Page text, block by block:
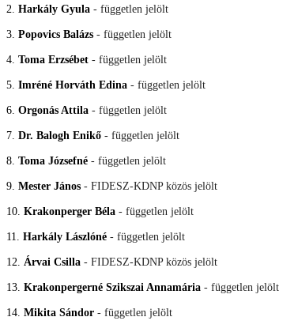
2. Harkály Gyula - független jelölt
3. Popovics Balázs - független jelölt
4. Toma Erzsébet - független jelölt
5. Imréné Horváth Edina - független jelölt
6. Orgonás Attila - független jelölt
7. Dr. Balogh Enikő - független jelölt
8. Toma Józsefné - független jelölt
9. Mester János - FIDESZ-KDNP közös jelölt
10. Krakonperger Béla - független jelölt
11. Harkály Lászlóné - független jelölt
12. Árvai Csilla - FIDESZ-KDNP közös jelölt
13. Krakonpergerné Szikszai Annamária - független jelölt
14. Mikita Sándor - független jelölt